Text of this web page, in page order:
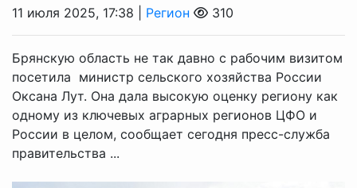
11 июля 2025, 17:38 | Регион 310
Брянскую область не так давно с рабочим визитом
посетила министр сельского хозяйства России
Оксана Лут. Она дала высокую оценку региону как
одному из ключевых аграрных регионов ЦФО и
России в целом, сообщает сегодня пресс-служба
правительства ...